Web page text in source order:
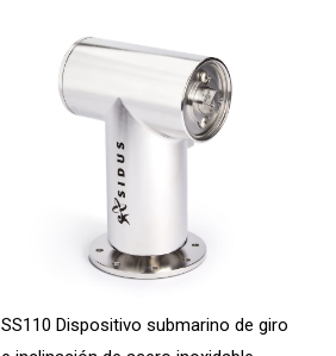
SS110 Dispositivo submarino de giro